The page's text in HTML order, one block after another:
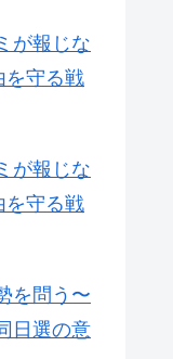
が報じな
を守る戦
が報じな
を守る戦
を問う〜
日選の意